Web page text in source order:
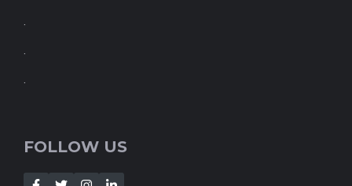
.
.
.
FOLLOW US